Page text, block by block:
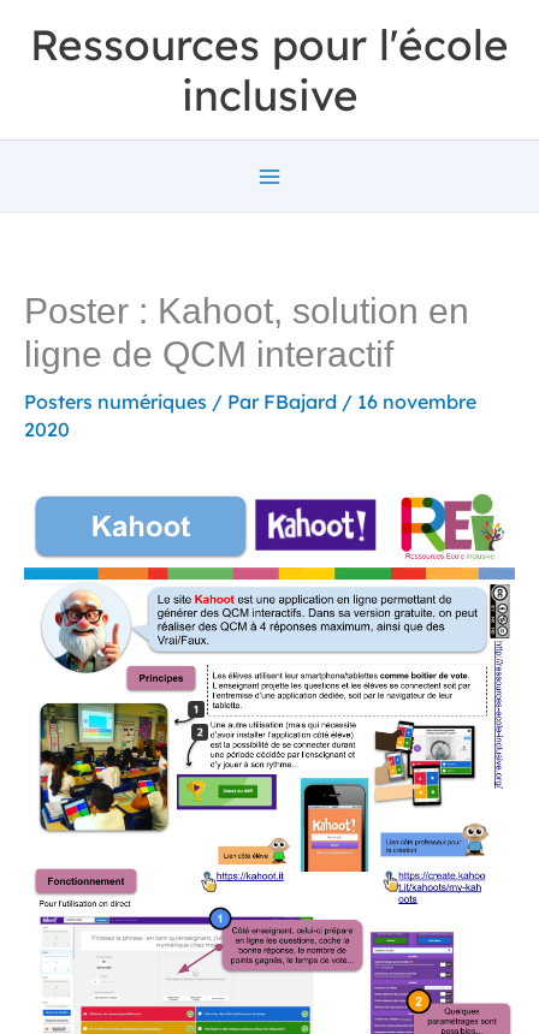
Ressources pour l'école
inclusive
Poster : Kahoot, solution en
ligne de QCM interactif
Posters numériques / Par FBajard / 16 novembre
2020